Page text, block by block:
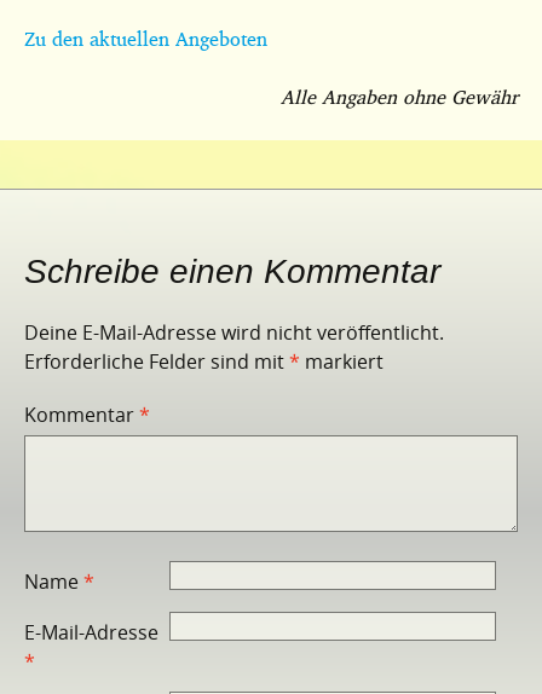
Zu den aktuellen Angeboten
Alle Angaben ohne Gewähr
Schreibe einen Kommentar
Deine E-Mail-Adresse wird nicht veröffentlicht.
Erforderliche Felder sind mit* markiert
Kommentar*
Name*
E-Mail-Adresse
*